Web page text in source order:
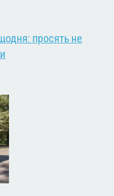
просять не